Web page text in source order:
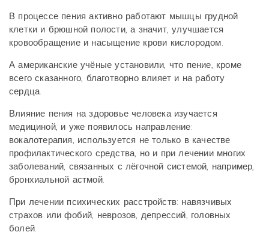
В процессе пения активно работают мышцы грудной
клетки и брюшной полости, а значит, улучшается
кровообращение и насыщение крови кислородом.
А американские учёные установили, что пение, кроме
всего сказанного, благотворно влияет и на работу
сердца.
Влияние пения на здоровье человека изучается
медициной, и уже появилось направление:
вокалотерапия, используется не только в качестве
профилактического средства, но и при лечении многих
заболеваний, связанных с лёгочной системой, например,
бронхиальной астмой.
При лечении психических расстройств: навязчивых
страхов или фобий, неврозов, депрессий, головных
болей.